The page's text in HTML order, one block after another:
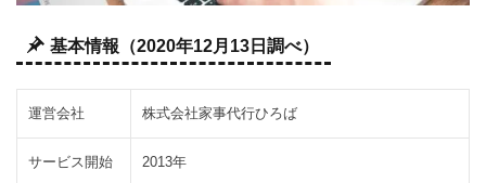
ば
は
基本情報（2020年12月13日調べ）
運営会社 株式会社家事代行ひろば
サービス開始 2013年